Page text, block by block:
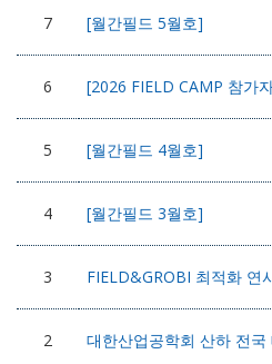
7 [월간필드 5월호]
6 [2026 FIELD CAMP 참가
5 [월간필드 4월호]
4 [월간필드 3월호]
3 FIELD&GROBI 최적화 연
2